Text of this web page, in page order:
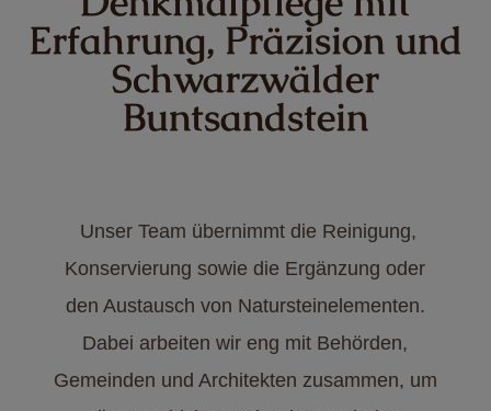
Erfahrung, Präzision und
Schwarzwälder
Buntsandstein
Unser Team übernimmt die Reinigung,
Konservierung sowie die Ergänzung oder
den Austausch von Natursteinelementen.
Dabei arbeiten wir eng mit Behörden,
Gemeinden und Architekten zusammen, um